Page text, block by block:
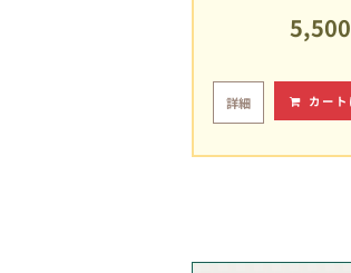
5,500
詳細 カー